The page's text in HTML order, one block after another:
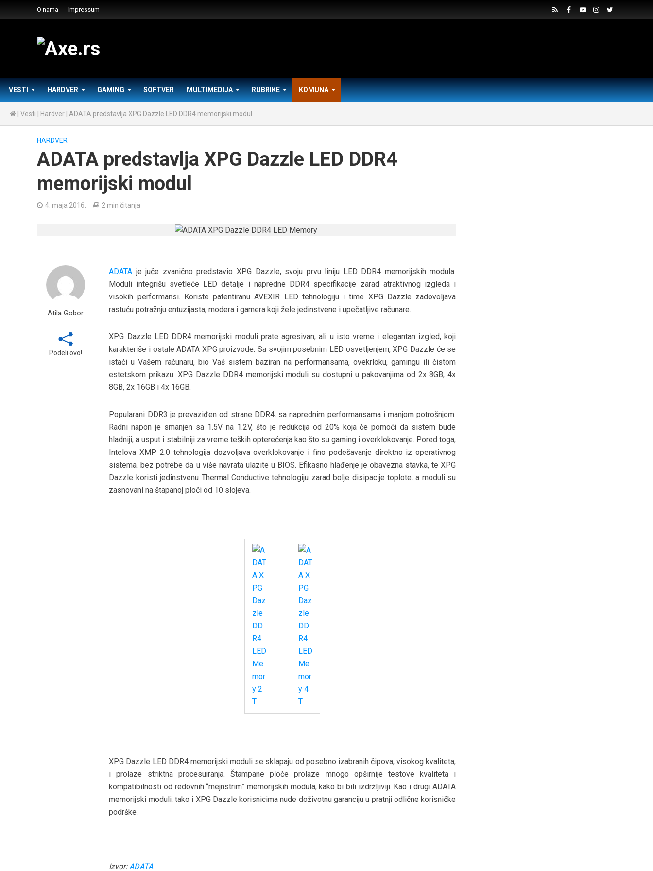
O nama Impressum
VESTI HARDVER GAMING SOFTVER MULTIMEDIJA RUBRIKE KOMUNA
Vesti Hardver ADATA predstavlja XPG Dazzle LED DDR4 memorijski modul
HARDVER
ADATA predstavlja XPG Dazzle LED DDR4
memorijski modul
4. maja 2016. 2 min čitanja
Atila Gobor
Podeli ovo!
ADATA je juče zvanično predstavio XPG Dazzle, svoju prvu liniju LED DDR4 memorijskih modula.
Moduli integrišu svetleće LED detalje i napredne DDR4 specifikacije zarad atraktivnog izgleda i
visokih performansi. Koriste patentiranu AVEXIR LED tehnologiju i time XPG Dazzle zadovoljava
rastuću potražnju entuzijasta, modera i gamera koji žele jedinstvene i upečatljive računare.
XPG Dazzle LED DDR4 memorijski moduli prate agresivan, ali u isto vreme i elegantan izgled, koji
karakteriše i ostale ADATA XPG proizvode. Sa svojim posebnim LED osvetljenjem, XPG Dazzle će se
istaći u Vašem računaru, bio Vaš sistem baziran na performansama, ovekrloku, gamingu ili čistom
estetskom prikazu. XPG Dazzle DDR4 memorijski moduli su dostupni u pakovanjima od 2x 8GB, 4x
8GB, 2x 16GB i 4x 16GB.
Popularani DDR3 je prevaziđen od strane DDR4, sa naprednim performansama i manjom potrošnjom.
Radni napon je smanjen sa 1.5V na 1.2V, što je redukcija od 20% koja će pomoći da sistem bude
hladniji, a usput i stabilniji za vreme teških opterećenja kao što su gaming i overklokovanje. Pored toga,
Intelova XMP 2.0 tehnologija dozvoljava overklokovanje i fino podešavanje direktno iz operativnog
sistema, bez potrebe da u više navrata ulazite u BIOS. Efikasno hlađenje je obavezna stavka, te XPG
Dazzle koristi jedinstvenu Thermal Conductive tehnologiju zarad bolje disipacije toplote, a moduli su
zasnovani na štapanoj ploči od 10 slojeva.
XPG Dazzle LED DDR4 memorijski moduli se sklapaju od posebno izabranih čipova, visokog kvaliteta,
i prolaze striktna procesuiranja. Štampane ploče prolaze mnogo opširnije testove kvaliteta i
kompatibilnosti od redovnih “mejnstrim” memorijskih modula, kako bi bili izdržljiviji. Kao i drugi ADATA
memorijski moduli, tako i XPG Dazzle korisnicima nude doživotnu garanciju u pratnji odlične korisničke
podrške.
Izvor:ADATA